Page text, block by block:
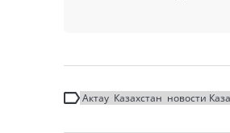
Актау Казахстан новости